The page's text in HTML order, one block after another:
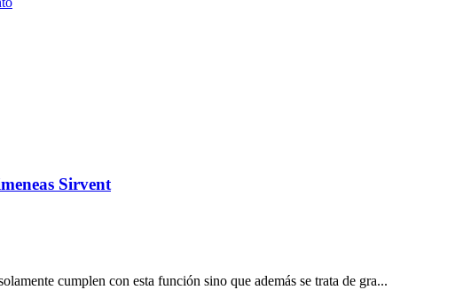
Sirvent
cumplen con esta función sino que además se trata de gra...